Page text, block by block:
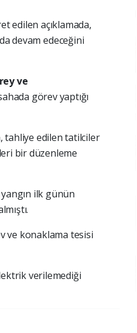
edilen açıklamada,
devam edeceğini
ve
görev yaptığı
tahliye edilen tatilciler
bir düzenleme
ilk günün
ve konaklama tesisi
verilemediği